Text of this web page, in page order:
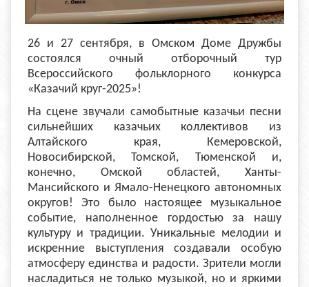
26 и 27 сентября, в Омском Доме Дружбы
состоялся очный отборочный тур
Всероссийского фольклорного конкурса
«Казачий круг-2025»!
На сцене звучали самобытные казачьи песни
сильнейших казачьих коллективов из
Алтайского края, Кемеровской,
Новосибирской, Томской, Тюменской и,
конечно, Омской областей, Ханты-
Мансийского и Ямало-Ненецкого автономных
округов! Это было настоящее музыкальное
событие, наполненное гордостью за нашу
культуру и традиции. Уникальные мелодии и
искренние выступления создавали особую
атмосферу единства и радости. Зрители могли
насладиться не только музыкой, но и яркими